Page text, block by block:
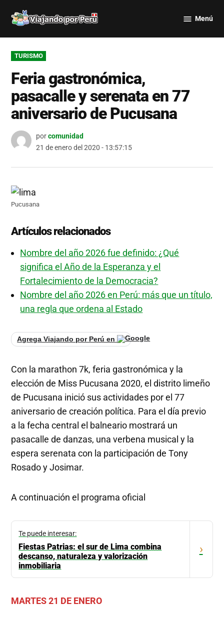
por Perú
Menú
PUBLICADO
EN
TURISMO
Feria gastronómica,
pasacalle y serenata en 77
aniversario de Pucusana
porcomunidad
21 de enero del 2020 - 13:57:15
Pucusana
Artículos relacionados
Nombre del año 2026 fue definido: ¿Qué
significa el Año de la Esperanza y el
Fortalecimiento de la Democracia?
Nombre del año 2026 en Perú: más que un título,
una regla que ordena al Estado
Agrega Viajando por Perú en
Con la marathon 7k, feria gastronómica y la
elección de Miss Pucusana 2020, el distrito limeño
de Pucusana inició sus actividades por el 77
aniversario de creación política. Para el día previo
a la fecha central el balneario mostrará un
pasacalle de danzas, una verbena musical y la
espera serenata con la participación de Tony
Rosado y Josimar.
A continuación el programa oficial
Te puede interesar:
Fiestas Patrias: el sur de Lima combina
descanso, naturaleza y valorización
inmobiliaria
›
MARTES 21 DE ENERO